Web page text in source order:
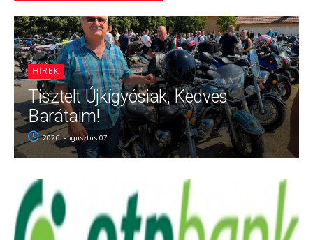
HÍREK
Tisztelt Újkígyósiak, Kedves
Barátaim!
2026. augusztus 07.